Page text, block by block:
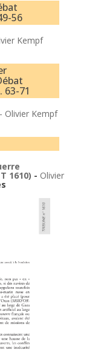
56
Kempf
71
Olivier Kempf
1610) - Olivier